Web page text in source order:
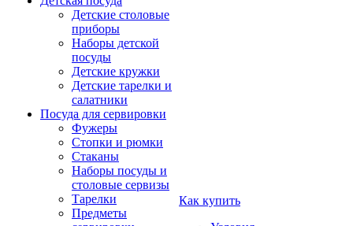
Детские столовые
приборы
Наборы детской
посуды
Детские кружки
Детские тарелки и
салатники
Посуда для сервировки
Фужеры
Стопки и рюмки
Стаканы
Наборы посуды и
столовые сервизы
Тарелки
Предметы
Как купить